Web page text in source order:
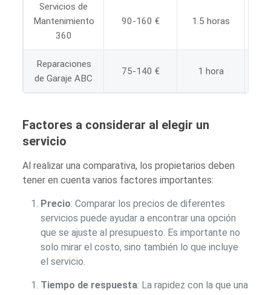
Servicios de
Mantenimiento
360
90-160 € 1.5 horas
Reparaciones
de Garaje ABC
75-140 € 1 hora
Factores a considerar al elegir un
servicio
Al realizar una comparativa, los propietarios deben
tener en cuenta varios factores importantes:
Precio: Comparar los precios de diferentes
servicios puede ayudar a encontrar una opción
que se ajuste al presupuesto. Es importante no
solo mirar el costo, sino también lo que incluye
el servicio.
Tiempo de respuesta: La rapidez con la que una